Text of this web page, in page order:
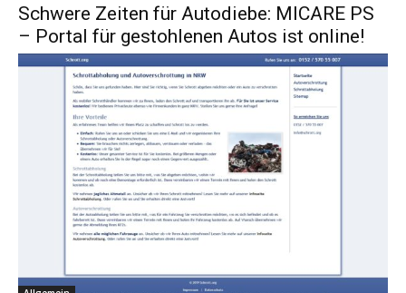
Schwere Zeiten für Autodiebe: MICARE PS
– Portal für gestohlenen Autos ist online!